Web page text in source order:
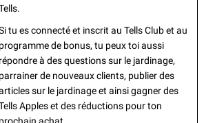
tu es connecté et inscrit au Tells Club et au
programme de bonus, tu peux toi aussi
répondre à des questions sur le jardinage,
parrainer de nouveaux clients, publier des
sur le jardinage et ainsi gagner des
Apples et des réductions pour ton